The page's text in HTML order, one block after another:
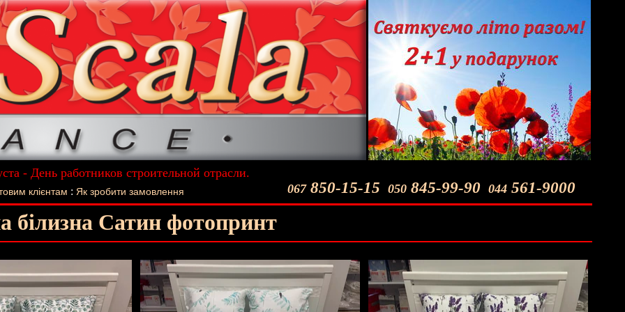
- День работников строительной отрасли.
подарок - Постельное белье La Scala!
067850-15-15 050 845-99-90 044 561-9000
клієнтам : Як зробити замовлення
білизна Сатин фотопринт